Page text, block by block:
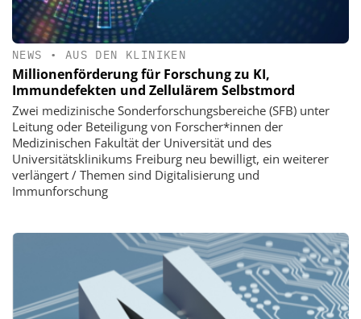
NEWS • AUS DEN KLINIKEN
Millionenförderung für Forschung zu KI,
Immundefekten und Zellulärem Selbstmord
Zwei medizinische Sonderforschungsbereiche (SFB) unter
Leitung oder Beteiligung von Forscher*innen der
Medizinischen Fakultät der Universität und des
Universitätsklinikums Freiburg neu bewilligt, ein weiterer
verlängert / Themen sind Digitalisierung und
Immunforschung